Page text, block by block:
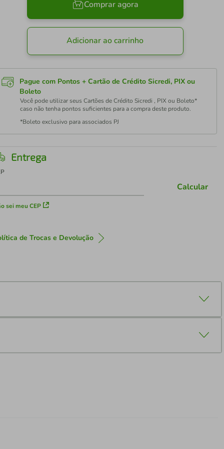
Comprar agora
Adicionar ao carrinho
Pague com Pontos + Cartão de Crédito Sicredi, PIX ou
Boleto
Você pode utilizar seus Cartões de Crédito Sicredi , PIX ou Boleto*
caso não tenha pontos suficientes para a compra deste produto.
*Boleto exclusivo para associados PJ
Entrega
sei meu CEP
Calcular
de Trocas e Devolução